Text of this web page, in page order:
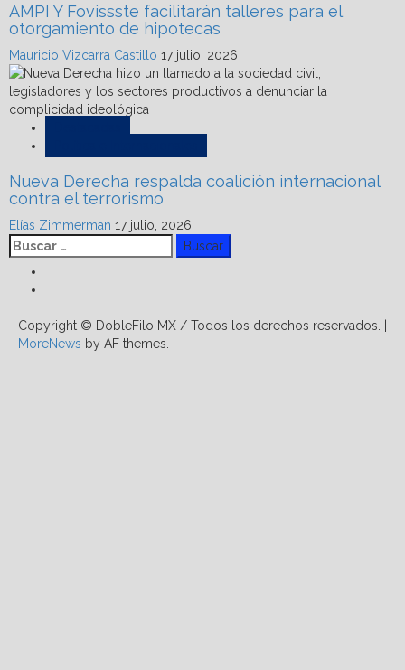
AMPI Y Fovissste facilitarán talleres para el
otorgamiento de hipotecas
Mauricio Vizcarra Castillo 17 julio, 2026
Nueva Derecha respalda coalición internacional
contra el terrorismo
Elías Zimmerman 17 julio, 2026
Buscar:
Copyright © DobleFilo MX / Todos los derechos reservados.
MoreNews by AF themes.